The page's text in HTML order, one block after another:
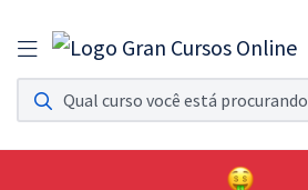
Assinatura Ilimitada 11
Acesso a todos os cursos. Teste grátis por 7 dias!
Assinatura OAB Até Passar